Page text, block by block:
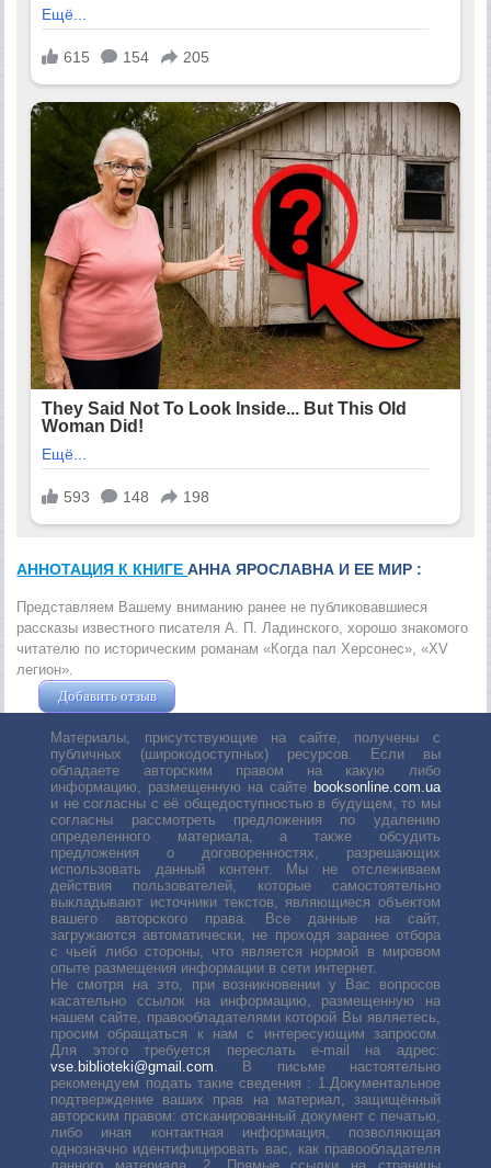
АННОТАЦИЯ К КНИГЕАННА ЯРОСЛАВНА И ЕЕ МИР :
Представляем Вашему вниманию ранее не публиковавшиеся
рассказы известного писателя А. П. Ладинского, хорошо знакомого
читателю по историческим романам «Когда пал Херсонес», «XV
легион».
Добавить отзыв
Материалы, присутствующие на сайте, получены с
публичных (широкодоступных) ресурсов. Если вы
обладаете авторским правом на какую либо
информацию, размещенную на сайте booksonline.com.ua
и не согласны с её общедоступностью в будущем, то мы
согласны рассмотреть предложения по удалению
определенного материала, а также обсудить
предложения о договоренностях, разрешающих
использовать данный контент. Мы не отслеживаем
действия пользователей, которые самостоятельно
выкладывают источники текстов, являющиеся объектом
вашего авторского права. Все данные на сайт,
загружаются автоматически, не проходя заранее отбора
с чьей либо стороны, что является нормой в мировом
опыте размещения информации в сети интернет.
Не смотря на это, при возникновении у Вас вопросов
касательно ссылок на информацию, размещенную на
нашем сайте, правообладателями которой Вы являетесь,
просим обращаться к нам с интересующим запросом.
Для этого требуется переслать е-mail на адрес:
vse.biblioteki@gmail.com. В письме настоятельно
рекомендуем подать такие сведения : 1.Документальное
подтверждение ваших прав на материал, защищённый
авторским правом: отсканированный документ с печатью,
либо иная контактная информация, позволяющая
однозначно идентифицировать вас, как правообладателя